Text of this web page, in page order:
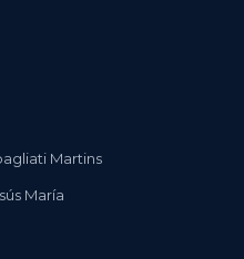
Martins
María